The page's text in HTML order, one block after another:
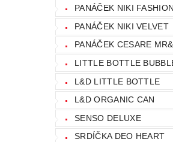
PANÁČEK NIKI FASHION
PANÁČEK NIKI VELVET
PANÁČEK CESARE
LITTLE BOTTLE
L&D LITTLE BOTTLE
L&D ORGANIC CAN
SENSO DELUXE
SRDÍČKA DEO HEART